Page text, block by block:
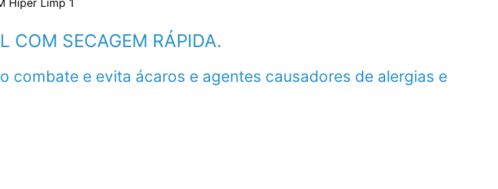
COM SECAGEM RÁPIDA.
e evita ácaros e agentes causadores de alergias e